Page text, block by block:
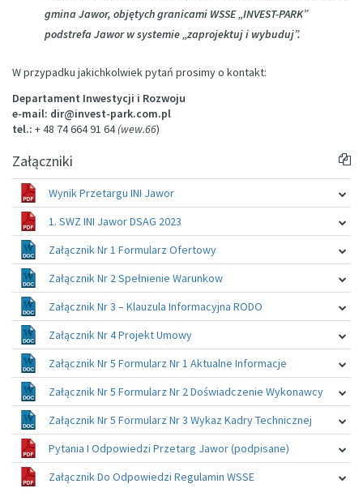
gmina Jawor, objętych granicami WSSE „INVEST-PARK”
podstrefa Jawor w systemie „zaprojektuj i wybuduj”.
W przypadku jakichkolwiek pytań prosimy o kontakt:
Departament Inwestycji i Rozwoju
e-mail: dir@invest-park.com.pl
tel.: + 48 74 664 91 64(wew.66)
Załączniki
Wynik Przetargu INI Jawor
1. SWZ INI Jawor DSAG 2023
Załącznik Nr 1 Formularz Ofertowy
Załącznik Nr 2 Spełnienie Warunkow
Załącznik Nr 3 – Klauzula Informacyjna RODO
Załącznik Nr 4 Projekt Umowy
Załącznik Nr 5 Formularz Nr 1 Aktualne Informacje
Załącznik Nr 5 Formularz Nr 2 Doświadczenie Wykonawcy
Załącznik Nr 5 Formularz Nr 3 Wykaz Kadry Technicznej
Pytania I Odpowiedzi Przetarg Jawor (podpisane)
Załącznik Do Odpowiedzi Regulamin WSSE